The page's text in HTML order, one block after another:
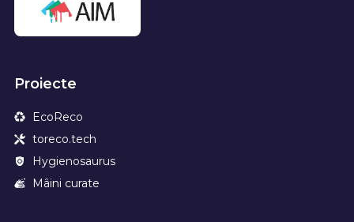
Proiecte
EcoReco
toreco.tech
Hygienosaurus
Mâini curate